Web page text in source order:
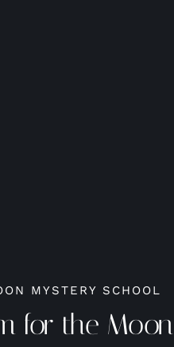
MYSTERY SCHOOL
for the Moon